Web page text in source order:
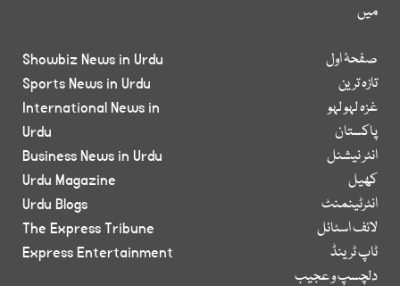
میں
صفحۂ اول
تازہ ترین
غزہ لہو لہو
پاکستان
انٹر نیشنل
کھیل
انٹرٹینمنٹ
لائف اسٹائل
ٹاپ ٹرینڈ
دلچسپ و عجیب
Showbiz News in Urdu
Sports News in Urdu
International News in
Urdu
Business News in Urdu
Urdu Magazine
Urdu Blogs
The Express Tribune
Express Entertainment